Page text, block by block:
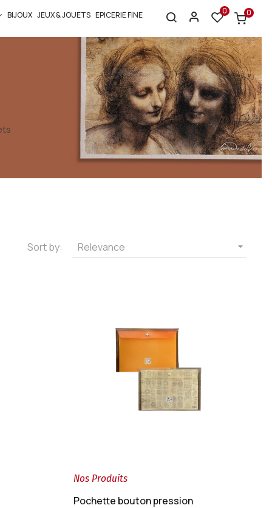
BIJOUX JEUX & JOUETS EPICERIE FINE 0 0
Sort by: Relevance 
Nos Produits
Pochette bouton pression